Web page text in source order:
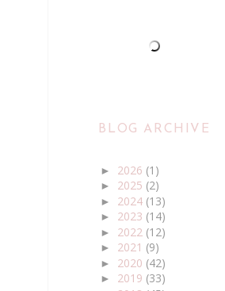
BLOG ARCHIVE
► 2026 (1)
► 2025 (2)
► 2024 (13)
► 2023 (14)
► 2022 (12)
► 2021 (9)
► 2020 (42)
► 2019 (33)